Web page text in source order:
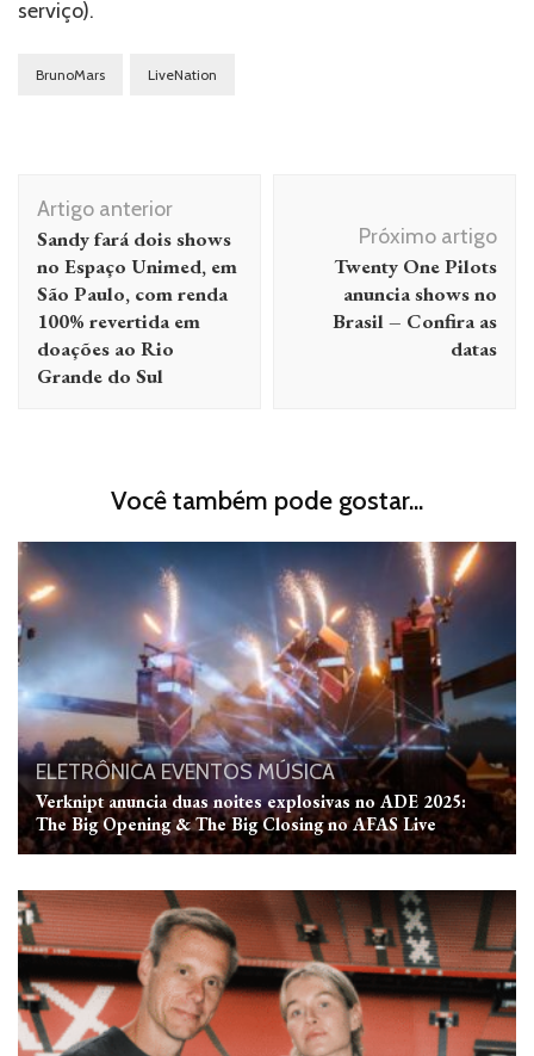
serviço).
BrunoMars LiveNation
Navegação
de
post
Artigo anterior
Sandy fará dois shows
no Espaço Unimed, em
São Paulo, com renda
100% revertida em
doações ao Rio
Grande do Sul
Próximo artigo
Twenty One Pilots
anuncia shows no
Brasil – Confira as
datas
Você também pode gostar...
ELETRÔNICAEVENTOSMÚSICA
Verknipt anuncia duas noites explosivas no ADE 2025:
The Big Opening & The Big Closing no AFAS Live